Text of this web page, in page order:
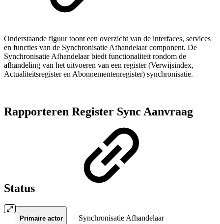
Onderstaande figuur toont een overzicht van de interfaces, services
en functies van de Synchronisatie Afhandelaar component. De
Synchronisatie Afhandelaar biedt functionaliteit rondom de
afhandeling van het uitvoeren van een register (Verwijsindex,
Actualiteitsregister en Abonnementenregister) synchronisatie.
Rapporteren Register Sync Aanvraag
Status
Primaire actor Synchronisatie Afhandelaar